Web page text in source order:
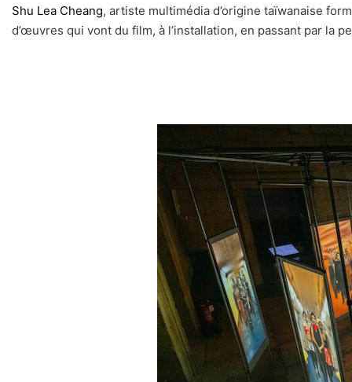
Shu Lea Cheang, artiste multimédia d’origine taïwanaise
d’œuvres qui vont du film, à l’installation, en passant par la